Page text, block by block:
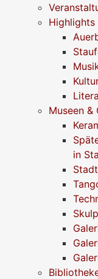
Highlights
Museen &
in